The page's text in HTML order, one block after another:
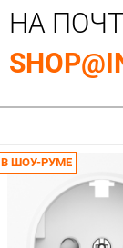
НА
В ШОУ-РУМЕ